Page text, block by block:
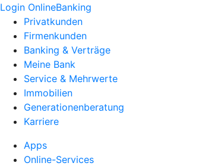
Login OnlineBanking
Privatkunden
Firmenkunden
Banking & Verträge
Meine Bank
Service & Mehrwerte
Immobilien
Generationenberatung
Karriere
Apps
Online-Services